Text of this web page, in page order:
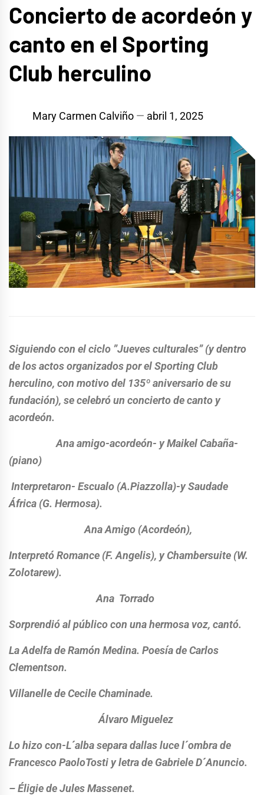
Concierto de acordeón y
canto en el Sporting
Club herculino
Mary Carmen Calviño abril 1, 2025
Siguiendo con el ciclo ”Jueves culturales” (y dentro
de los actos organizados por el Sporting Club
herculino, con motivo del 135º aniversario de su
fundación), se celebró un concierto de canto y
acordeón.
Ana amigo-acordeón- y Maikel Cabaña-
(piano)
Interpretaron- Escualo (A.Piazzolla)-y Saudade
África (G. Hermosa).
Ana Amigo (Acordeón),
Interpretó Romance (F. Angelis), y Chambersuite (W.
Zolotarew).
Ana Torrado
Sorprendió al público con una hermosa voz, cantó.
La Adelfa de Ramón Medina. Poesía de Carlos
Clementson.
Villanelle de Cecile Chaminade.
Álvaro Miguelez
Lo hizo con-L´alba separa dallas luce l´ombra de
Francesco PaoloTosti y letra de Gabriele D´Anuncio.
– Éligie de Jules Massenet.